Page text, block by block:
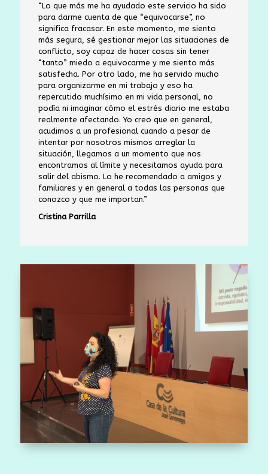
“Lo que más me ha ayudado este servicio ha sido
para darme cuenta de que “equivocarse”, no
significa fracasar. En este momento, me siento
más segura, sé gestionar mejor las situaciones de
conflicto, soy capaz de hacer cosas sin tener
“tanto” miedo a equivocarme y me siento más
satisfecha. Por otro lado, me ha servido mucho
para organizarme en mi trabajo y eso ha
repercutido muchísimo en mi vida personal, no
podía ni imaginar cómo el estrés diario me estaba
realmente afectando. Yo creo que en general,
acudimos a un profesional cuando a pesar de
intentar por nosotros mismos arreglar la
situación, llegamos a un momento que nos
encontramos al límite y necesitamos ayuda para
salir del abismo. Lo he recomendado a amigos y
familiares y en general a todas las personas que
conozco y que me importan.”
Cristina Parrilla